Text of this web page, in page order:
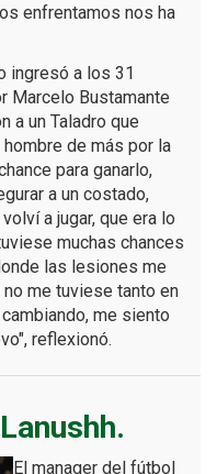
enfrentamos nos ha
ingresó a los 31
Marcelo Bustamante
a un Taladro que
de más por la
para ganarlo,
a un costado,
a jugar, que era lo
muchas chances
las lesiones me
me tuviese tanto en
me siento
reflexionó.
El manager del fútbol